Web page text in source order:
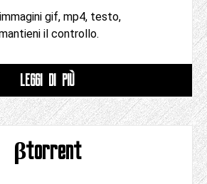
gif, mp4, testo,
il controllo.
LEGGI DI PIÙ
βtorrent